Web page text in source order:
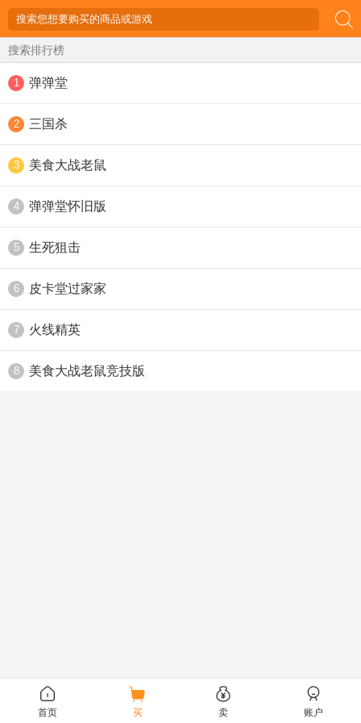
搜索排行榜
1 弹弹堂
2 三国杀
3 美食大战老鼠
4 弹弹堂怀旧版
5 生死狙击
6 皮卡堂过家家
7 火线精英
8 美食大战老鼠竞技版
首页 买 卖 账户